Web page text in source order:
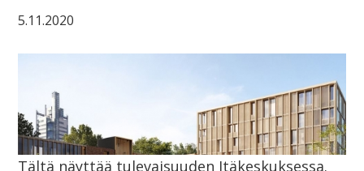
5.11.2020
Tältä näyttää tulevaisuuden Itäkeskuksessa.